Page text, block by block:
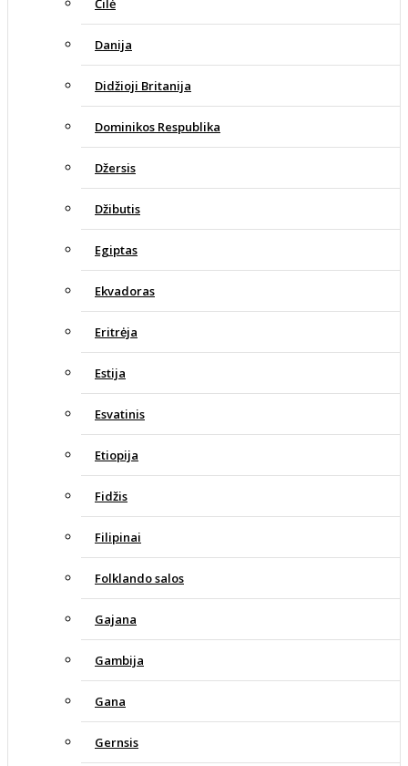
Čilė
Danija
Didžioji Britanija
Dominikos Respublika
Džersis
Džibutis
Egiptas
Ekvadoras
Eritrėja
Estija
Esvatinis
Etiopija
Fidžis
Filipinai
Folklando salos
Gajana
Gambija
Gana
Gernsis